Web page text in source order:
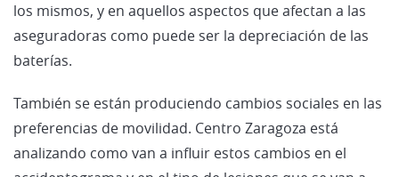
los mismos, y en aquellos aspectos que afectan a las
aseguradoras como puede ser la depreciación de las
baterías.
También se están produciendo cambios sociales en las
preferencias de movilidad. Centro Zaragoza está
analizando como van a influir estos cambios en el